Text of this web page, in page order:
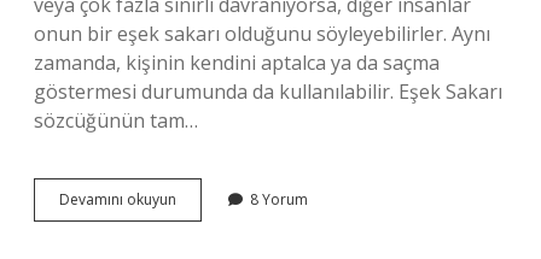
onun bir eşek sakarı olduğunu söyleyebilirler. Aynı
zamanda, kişinin kendini aptalca ya da saçma
göstermesi durumunda da kullanılabilir. Eşek Sakarı
sözcüğünün tam…
Devamını okuyun
Sakarı
8 Yorum